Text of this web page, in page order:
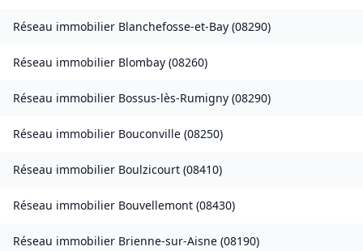
Réseau immobilier Blanchefosse-et-Bay (08290)
Réseau immobilier Blombay (08260)
Réseau immobilier Bossus-lès-Rumigny (08290)
Réseau immobilier Bouconville (08250)
Réseau immobilier Boulzicourt (08410)
Réseau immobilier Bouvellemont (08430)
Réseau immobilier Brienne-sur-Aisne (08190)